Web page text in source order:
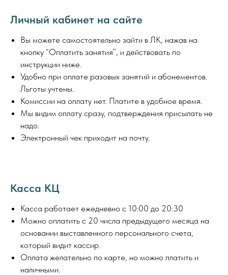
Личный кабинет на сайте
Вы можете самостоятельно зайти в ЛК, нажав на
кнопку “Оплатить занятия”, и действовать по
инструкции ниже.
Удобно при оплате разовых занятий и абонементов.
Льготы учтены.
Комиссии на оплату нет. Платите в удобное время.
Мы видим оплату сразу, подтверждения присылать не
надо.
Электронный чек приходит на почту.
Касса КЦ
Касса работает ежедневно с 10:00 до 20:30
Можно оплатить с 20 числа предыдущего месяца на
основании выставленного персонального счета,
который видит кассир.
Оплата желательно по карте, но можно платить и
наличными.